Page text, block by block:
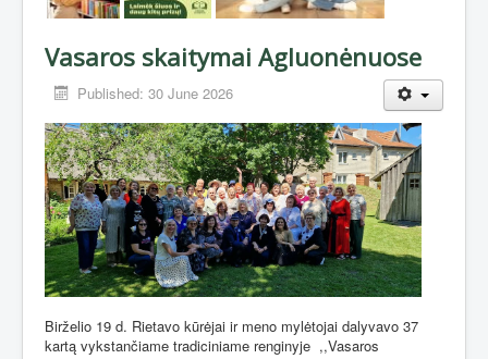
Vasaros skaitymai Agluonėnuose
Published: 30 June 2026
Birželio 19 d. Rietavo kūrėjai ir meno mylėtojai dalyvavo 37
kartą vykstančiame tradiciniame renginyje ,,Vasaros